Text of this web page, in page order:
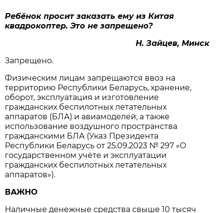
Ребёнок просит заказать ему из Китая
квадрокоптер. Это не запрещено?
Н. Зайцев, Минск
Запрещено.
Физическим лицам запрещаются ввоз на
территорию Республики Беларусь, хранение,
оборот, эксплуатация и изготовление
гражданских беспилотных летательных
аппаратов (БЛА) и авиамоделей, а также
использование воздушного пространства
гражданскими БЛА (Указ Президента
Республики Беларусь от 25.09.2023 № 297 «О
государственном учёте и эксплуатации
гражданских беспилотных летательных
аппаратов»).
ВАЖНО
Наличные денежные средства свыше 10 тысяч